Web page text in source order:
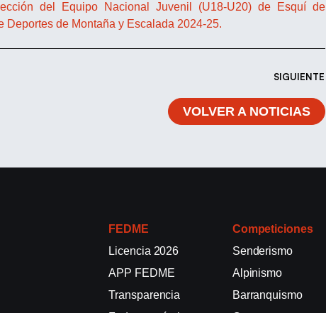
del Equipo Nacional Juvenil (U18-U20) de Esquí de
Deportes de Montaña y Escalada 2024-25.
SIGUIENTE
VOLVER A NOTICIAS
FEDME
Licencia 2026
APP FEDME
Transparencia
Competiciones
Senderismo
Alpinismo
Barranquismo